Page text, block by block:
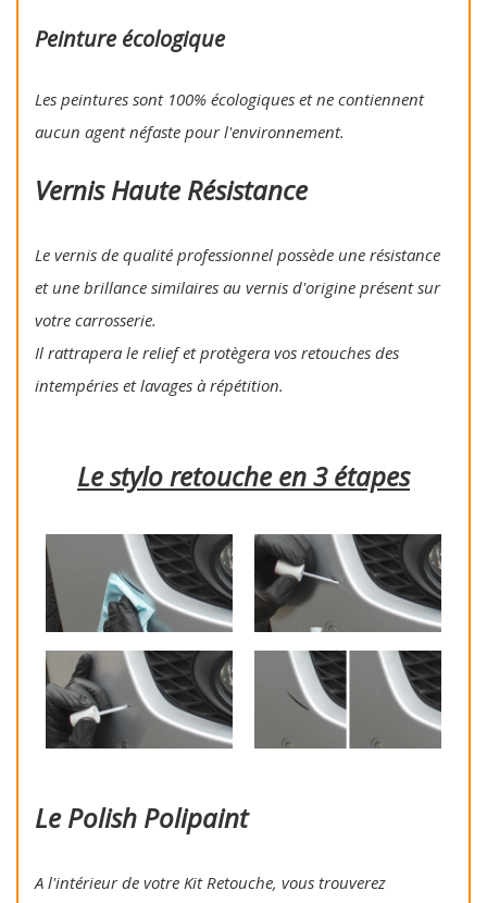
Peinture écologique
Les peintures sont 100% écologiques et ne contiennent
aucun agent néfaste pour l'environnement.
Vernis Haute Résistance
Le vernis de qualité professionnel possède une résistance
et une brillance similaires au vernis d'origine présent sur
votre carrosserie.
Il rattrapera le relief et protègera vos retouches des
intempéries et lavages à répétition.
Le stylo retouche en 3 étapes
Le Polish Polipaint
A l'intérieur de votre Kit Retouche, vous trouverez